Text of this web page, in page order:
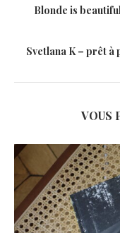
Blonde is
Svetlana K – prêt
VOUS